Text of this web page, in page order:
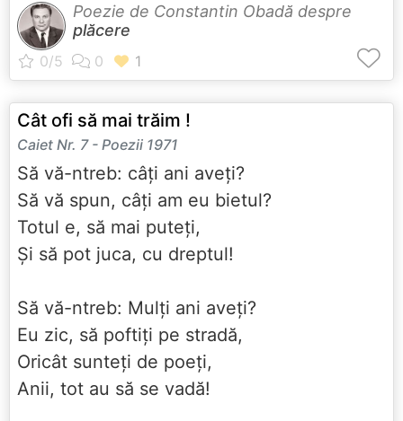
Poezie de Constantin Obadă despre
plăcere
Cât ofi să mai trăim !
Caiet Nr. 7 - Poezii 1971
Să vă-ntreb: câți ani aveți?
Să vă spun, câți am eu bietul?
Totul e, să mai puteți,
Și să pot juca, cu dreptul!
Să vă-ntreb: Mulți ani aveți?
Eu zic, să poftiți pe stradă,
Oricât sunteți de poeți,
Anii, tot au să se vadă!